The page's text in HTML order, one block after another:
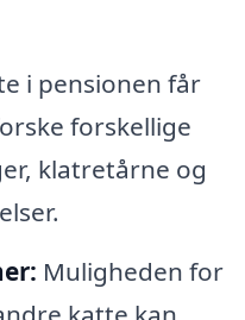
i pensionen får
forskellige
klatretårne og
Muligheden for